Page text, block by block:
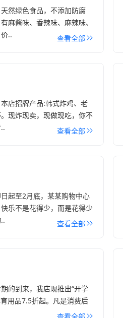
然绿色食品，不添加防腐
麻酱味、香辣味、麻辣味、
..
查看全部
店招牌产品:韩式炸鸡、老
现炸现卖，现做现吃，你不
查看全部
起至2月底，某某购物中心
乐不是花得少，而是花得少
查看全部
的到来，我店现推出“开学
用品7.5折起。凡是消费后
查看全部